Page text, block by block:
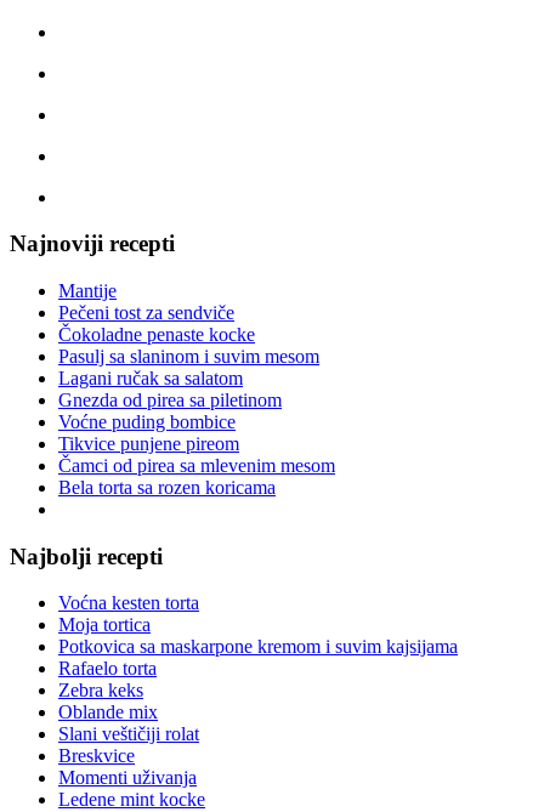
Najnoviji recepti
Mantije
Pečeni tost za sendviče
Čokoladne penaste kocke
Pasulj sa slaninom i suvim mesom
Lagani ručak sa salatom
Gnezda od pirea sa piletinom
Voćne puding bombice
Tikvice punjene pireom
Čamci od pirea sa mlevenim mesom
Bela torta sa rozen koricama
Najbolji recepti
Voćna kesten torta
Moja tortica
Potkovica sa maskarpone kremom i suvim kajsijama
Rafaelo torta
Zebra keks
Oblande mix
Slani veštičiji rolat
Breskvice
Momenti uživanja
Ledene mint kocke